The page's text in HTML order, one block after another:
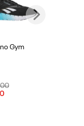
Gym
from
to